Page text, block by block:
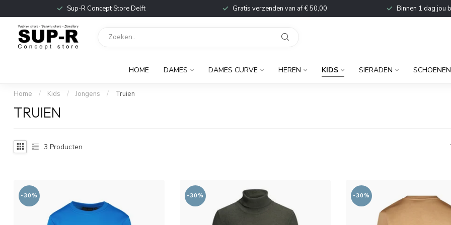
Sup-R Concept Store Delft Gratis verzenden van af € 50,00 Binnen 1 dag jou
HOME DAMES DAMES CURVE HEREN KIDS SIERADEN SCHOENEN
Home / Kids / Jongens / Truien
TRUIEN
3 Producten
-30% -30% -30%